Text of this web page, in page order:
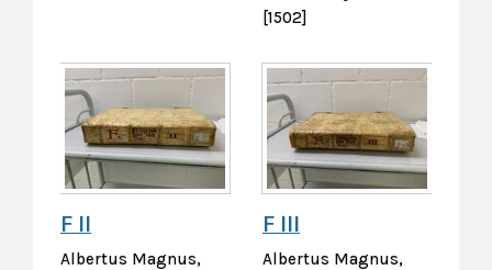
[1502]
F II
Albertus Magnus,
F III
Albertus Magnus,